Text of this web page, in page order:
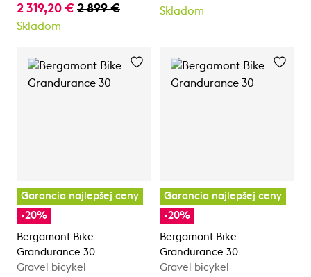
2 319,20 € 2 899 €
Skladom
Skladom
Garancia najlepšej ceny
-20%
Bergamont Bike
Grandurance 30
Gravel bicykel
Garancia najlepšej ceny
-20%
Bergamont Bike
Grandurance 30
Gravel bicykel